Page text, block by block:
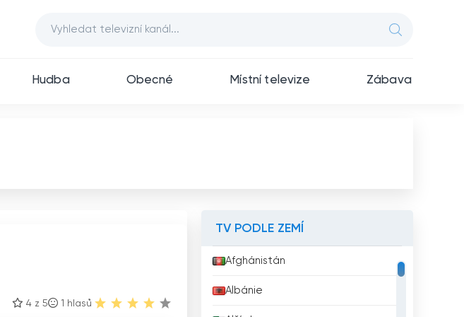
Hudba Obecné Místní televize Zábava
4 z 5 1 hlasů
TV PODLE ZEMÍ
Afghánistán
Albánie